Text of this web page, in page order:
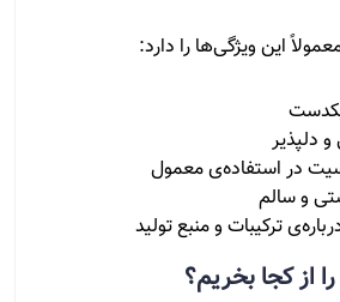
این ویژگی‌ها را دارد:
دلپذیر
در استفاده‌ی معمول
و سالم
ترکیبات و منبع تولید
از کجا بخریم؟